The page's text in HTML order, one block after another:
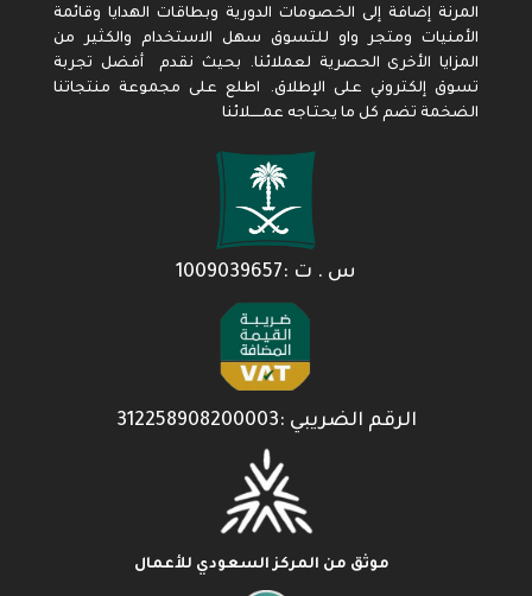
المرنة إضافة إلى الخصومات الدورية وبطاقات الهدايا وقائمة
الأمنيات ومتجر واو للتسوق سهل الاستخدام والكثير من
المزايا الأخرى الحصرية لعملائنا. بحيث نقدم أفضل تجربة
تسوق إلكتروني على الإطلاق. اطلع على مجموعة منتجاتنا
الضخمة تضم كل ما يحتـاجه عمـــــلائنا
س . ت :1009039657
الرقم الضريبي :312258908200003
موثق من المركز السعودي للأعمال